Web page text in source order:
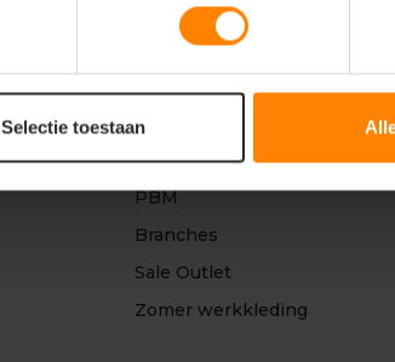
Selectie toestaan
Categorieën
Werkkleding
Werkschoenen
PBM
Branches
Sale Outlet
Zomer werkkleding